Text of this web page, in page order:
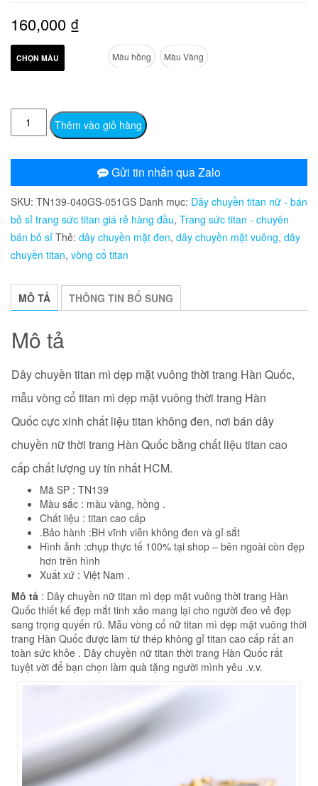
160,000 ₫
CHỌN MÀU Màu hồng Màu Vàng
TN139
Dây
mì
dẹp
mặt
vuông
số
Thêm vào giỏ hàng
Gửi tin nhắn qua Zalo
SKU: TN139-040GS-051GS Danh mục: Dây chuyền titan nữ - bán
bỏ sỉ trang sức titan giá rẻ hàng đầu, Trang sức titan - chuyên
bán bỏ sỉ Thẻ: dây chuyền mặt đen, dây chuyền mặt vuông, dây
chuyền titan, vòng cổ titan
MÔ TẢ THÔNG TIN BỔ SUNG
Mô tả
Dây chuyền titan mì dẹp mặt vuông thời trang Hàn Quốc,
mẫu vòng cổ titan mì dẹp mặt vuông thời trang Hàn
Quốccực xinh chất liệu titan không đen, nơi bán dây
chuyền nữ thời trang Hàn Quốc bằng chất liệu titan cao
cấp chất lượng uy tín nhất HCM.
Mã SP : TN139
Màu sắc : màu vàng, hồng .
Chất liệu : titan cao cấp
.Bảo hành :BH vĩnh viễn không đen và gỉ sắt
Hình ảnh :chụp thực tế 100% tại shop – bên ngoài còn đẹp
hơn trên hình
Xuất xứ : Việt Nam .
Mô tả : Dây chuyền nữ titan mì dẹp mặt vuông thời trang Hàn
Quốc thiết kế đẹp mắt tinh xảo mang lại cho người đeo vẻ đẹp
sang trọng quyến rũ. Mẫu vòng cổ nữ titan mì dẹp mặt vuông thời
trang Hàn Quốc được làm từ thép không gỉ titan cao cấp rất an
toàn sức khỏe . Dây chuyền nữ titan thời trang Hàn Quốc rất
tuyệt vời để bạn chọn làm quà tặng người mình yêu .v.v.